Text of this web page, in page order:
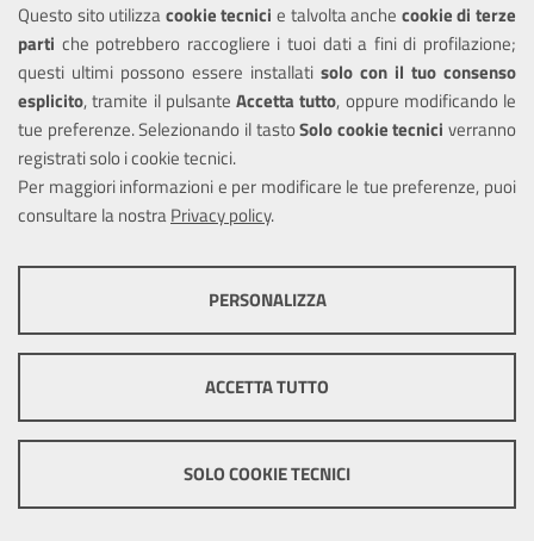
Questo sito utilizzacookie tecnicie talvolta anche cookie di terze
parti che potrebbero raccogliere i tuoi dati a fini di profilazione;
questi ultimi possono essere installati solo con il tuo consenso
esplicito, tramite il pulsante Accetta tutto, oppure modificando le
tue preferenze. Selezionando il tastoSolo cookie tecnici verranno
registrati solo i cookie tecnici.
Per maggiori informazioni e per modificare le tue preferenze, puoi
consultare la nostraPrivacy policy.
COOKIE TECNICI
ottimale per ogni utente. Essi non raccolgono i tuoi dati e le tue
informazioni di navigazione per scopi di marketing e profilazione, e
pertanto possono essere utilizzati senza bisogno di acquisire il tuo
consenso.
Mostra altre informazioni
Cookie tecnici e funzionali
PERSONALIZZA
ACCETTA TUTTO
SOLO COOKIE TECNICI
Informativa privacy
Note legali
Piano di miglioramento del sito
Piano di miglioramento dei servizi
Dichiarazione di accessibilità
Mappa del sito
Cookie